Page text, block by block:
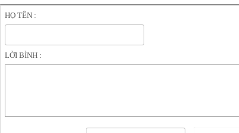
HỌ TÊN :
LỜI BÌNH :